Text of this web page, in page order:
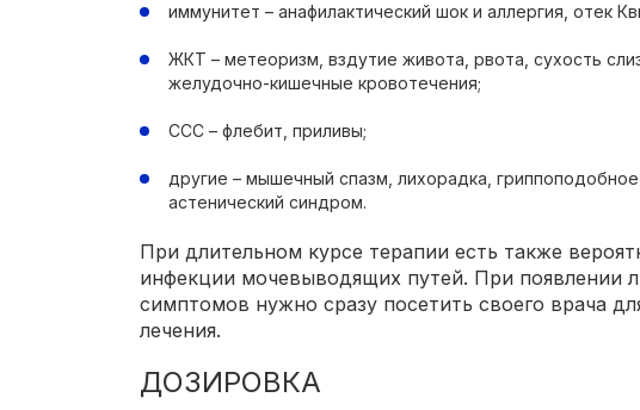
иммунитет – анафилактический шок и аллергия, отек
ЖКТ – метеоризм, вздутие живота, рвота, сухость
желудочно-кишечные кровотечения;
ССС – флебит, приливы;
другие – мышечный спазм, лихорадка, гриппоподобное
астенический синдром.
При длительном курсе терапии есть также
инфекции мочевыводящих путей. При появлении
симптомов нужно сразу посетить своего врача
лечения.
ДОЗИРОВКА